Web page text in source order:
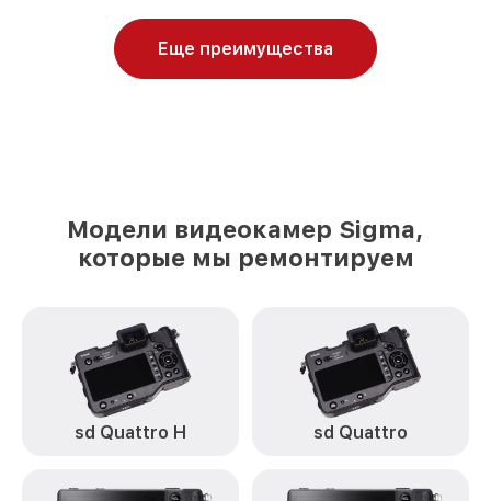
Еще преимущества
Модели видеокамер Sigma,
которые мы ремонтируем
sd Quattro H sd Quattro